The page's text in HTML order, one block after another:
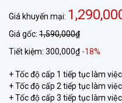
Giá khuyến mại:
Giá gốc: 1,590,000₫
Tiết kiệm: 300,000₫ -18%
+ Tốc độ cấp 1 tiếp tục làm
+ Tốc độ cấp 2 tiếp tục làm
+ Tốc độ cấp 3 tiếp tục làm